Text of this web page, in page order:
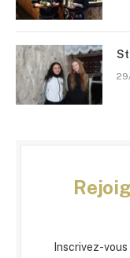
Inscrivez-